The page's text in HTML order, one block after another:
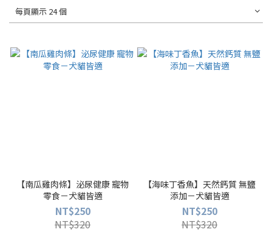
每頁顯示 24 個
【南瓜雞肉條】泌尿健康 寵物
零食－犬貓皆適
NT$250
NT$320
【海味丁香魚】天然鈣質 無鹽
添加－犬貓皆適
NT$250
NT$320